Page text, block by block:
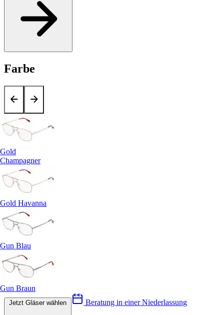
Farbe
Gold
Champagner
Gold Havanna
Gun Blau
Gun Braun
Beratung in einer Niederlassung